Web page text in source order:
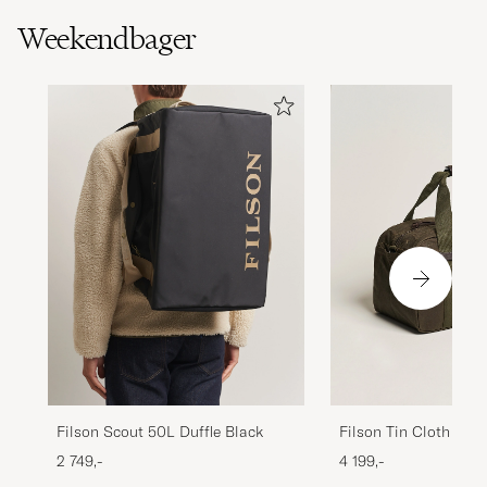
Weekendbager
Filson Scout 50L Duffle Black
2 749,-
Filson Tin Cloth
Otter Green
4 199,-